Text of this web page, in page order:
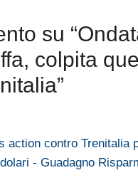
su
colpita
action contro Trenitalia
- Guadagno